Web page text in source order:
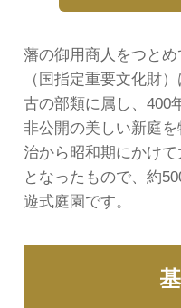
藩の御用商人をつと
（国指定重要文化財
古の部類に属し、400
非公開の美しい新庭
治から昭和期にかけ
となったもので、約
遊式庭園です。